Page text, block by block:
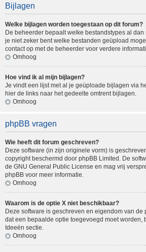
Bijlagen
Welke bijlagen worden toegestaan op dit forum?
De beheerder bepaalt welke bestandstypes al
je niet zeker bent welke bestanden geüpload
contact op met de beheerder voor verdere
Omhoog
Hoe vind ik al mijn bijlagen?
Je vindt een lijst met al je geüploade bijlagen via
hier de links naar het gedeelte omtrent bijlagen.
Omhoog
phpBB vragen
Wie heeft dit forum geschreven?
Deze software (in zijn originele vorm) is
copyright beschermd door phpBB Limited . De
de GNU General Public License en mag vrij
phpBB voor meer informatie.
Omhoog
Waarom is de optie X niet beschikbaar?
Deze software is geschreven en eigendom van de
dat een bepaalde optie toegevoegd moet worden,
Ideeën sectie.
Omhoog